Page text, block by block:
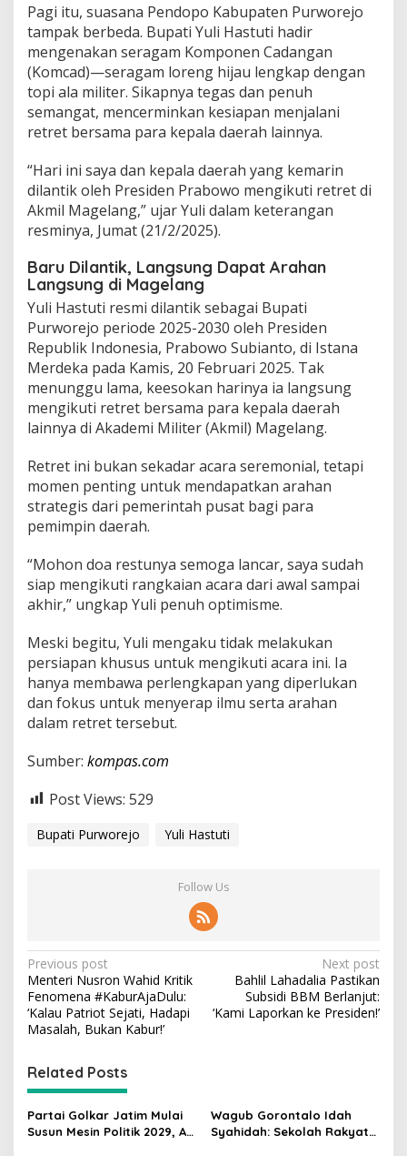
S
i
a
p
H
a
d
R
e
t
e
t
K
e
p
a
l
a
D
a
e
h
B
e
r
m
a
P
e
s
i
d
e
n
a
o
Pagi itu, suasana Pendopo Kabupaten Purworejo
tampak berbeda. Bupati Yuli Hastuti hadir
mengenakan seragam Komponen Cadangan
(Komcad)—seragam loreng hijau lengkap dengan
topi ala militer. Sikapnya tegas dan penuh
semangat, mencerminkan kesiapan menjalani
retret bersama para kepala daerah lainnya.
“Hari ini saya dan kepala daerah yang kemarin
dilantik oleh Presiden Prabowo mengikuti retret di
Akmil Magelang,” ujar Yuli dalam keterangan
resminya, Jumat (21/2/2025).
Baru Dilantik, Langsung Dapat Arahan
Langsung di Magelang
Yuli Hastuti resmi dilantik sebagai Bupati
Purworejo periode 2025-2030 oleh Presiden
Republik Indonesia, Prabowo Subianto, di Istana
Merdeka pada Kamis, 20 Februari 2025. Tak
menunggu lama, keesokan harinya ia langsung
mengikuti retret bersama para kepala daerah
lainnya di Akademi Militer (Akmil) Magelang.
Retret ini bukan sekadar acara seremonial, tetapi
momen penting untuk mendapatkan arahan
strategis dari pemerintah pusat bagi para
pemimpin daerah.
“Mohon doa restunya semoga lancar, saya sudah
siap mengikuti rangkaian acara dari awal sampai
akhir,” ungkap Yuli penuh optimisme.
Meski begitu, Yuli mengaku tidak melakukan
persiapan khusus untuk mengikuti acara ini. Ia
hanya membawa perlengkapan yang diperlukan
dan fokus untuk menyerap ilmu serta arahan
dalam retret tersebut.
Sumber: kompas.com
Post Views: 529
Bupati Purworejo Yuli Hastuti
Follow Us
P
o
s
n
a
v
Previous post
Menteri Nusron Wahid Kritik
Fenomena #KaburAjaDulu:
‘Kalau Patriot Sejati, Hadapi
Masalah, Bukan Kabur!’
Next post
Bahlil Lahadalia Pastikan
Subsidi BBM Berlanjut:
‘Kami Laporkan ke Presiden!’
Related Posts
Partai Golkar Jatim Mulai
Susun Mesin Politik 2029, Ali
Wagub Gorontalo Idah
Syahidah: Sekolah Rakyat